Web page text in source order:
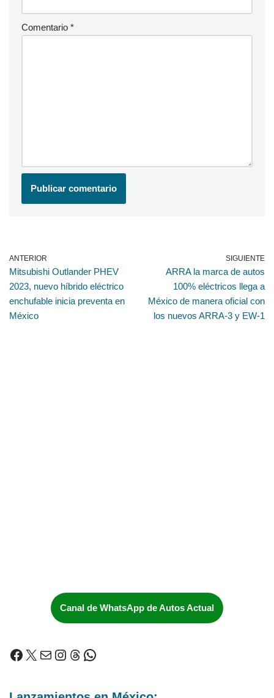
Comentario *
ANTERIOR
Mitsubishi Outlander PHEV
2023, nuevo híbrido eléctrico
enchufable inicia preventa en
México
SIGUIENTE
ARRA la marca de autos
100% eléctricos llega a
México de manera oficial con
los nuevos ARRA-3 y EW-1
Canal de WhatsApp de Autos Actual